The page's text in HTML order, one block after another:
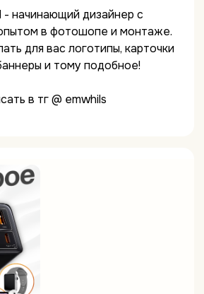
- начинающий дизайнер с
в фотошопе и монтаже.
для вас логотипы, карточки
и тому подобное!
в тг @ emwhils